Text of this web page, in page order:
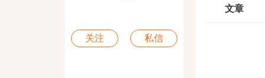
关注 私信
文章